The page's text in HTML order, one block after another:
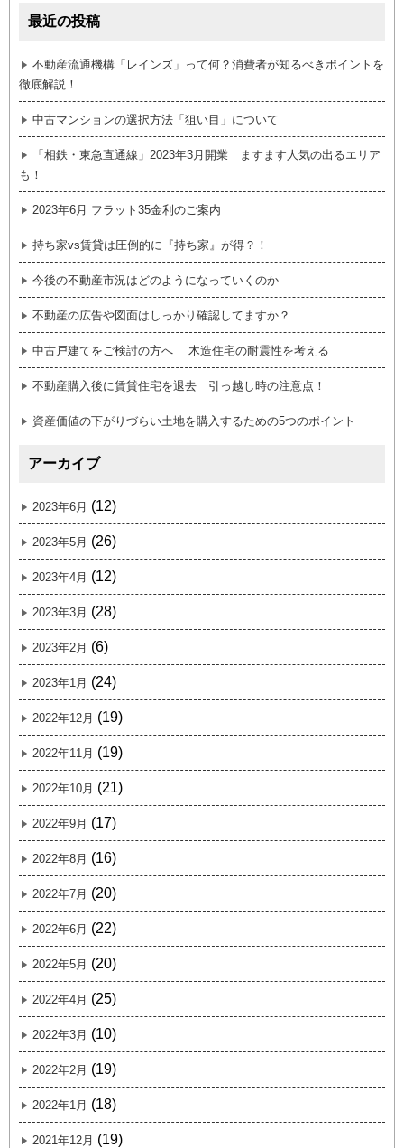
最近の投稿
不動産流通機構「レインズ」って何？消費者が知るべきポイントを
徹底解説！
中古マンションの選択方法「狙い目」について
「相鉄・東急直通線」2023年3月開業 ますます人気の出るエリア
も！
2023年6月 フラット35金利のご案内
持ち家vs賃貸は圧倒的に『持ち家』が得？！
今後の不動産市況はどのようになっていくのか
不動産の広告や図面はしっかり確認してますか？
中古戸建てをご検討の方へ 木造住宅の耐震性を考える
不動産購入後に賃貸住宅を退去 引っ越し時の注意点！
資産価値の下がりづらい土地を購入するための5つのポイント
アーカイブ
2023年6月 (12)
2023年5月 (26)
2023年4月 (12)
2023年3月 (28)
2023年2月 (6)
2023年1月 (24)
2022年12月 (19)
2022年11月 (19)
2022年10月 (21)
2022年9月 (17)
2022年8月 (16)
2022年7月 (20)
2022年6月 (22)
2022年5月 (20)
2022年4月 (25)
2022年3月 (10)
2022年2月 (19)
2022年1月 (18)
2021年12月 (19)